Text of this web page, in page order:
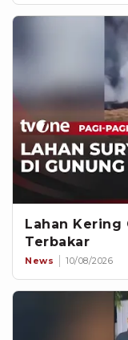
Lahan Kering
Terbakar
News 10/08/2026